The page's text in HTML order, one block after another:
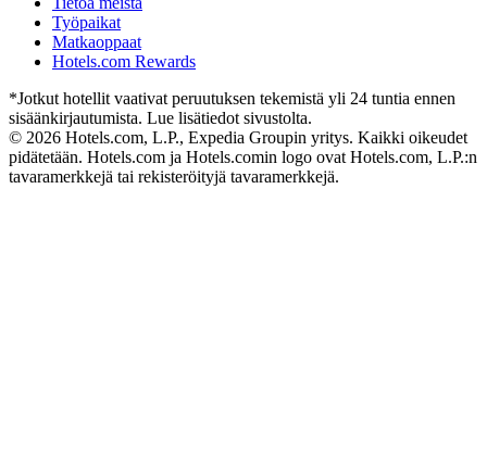
Työpaikat
Matkaoppaat
Hotels.com Rewards
*Jotkut hotellit vaativat peruutuksen tekemistä yli 24 tuntia ennen
sisäänkirjautumista. Lue lisätiedot sivustolta.
© 2026 Hotels.com, L.P., Expedia Groupin yritys. Kaikki oikeudet
pidätetään. Hotels.com ja Hotels.comin logo ovat Hotels.com, L.P.:n
tavaramerkkejä tai rekisteröityjä tavaramerkkejä.